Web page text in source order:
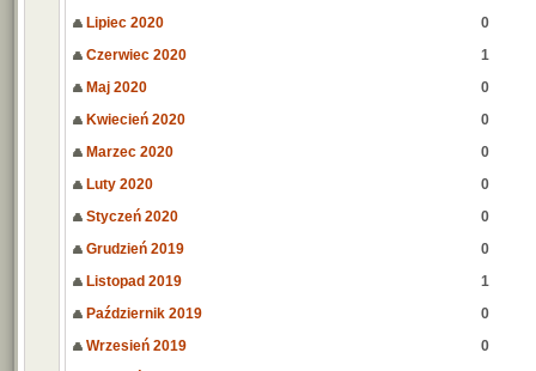
Lipiec 2020
0
Czerwiec 2020
1
Maj 2020
0
Kwiecień 2020
0
Marzec 2020
0
Luty 2020
0
Styczeń 2020
0
Grudzień 2019
0
Listopad 2019
1
Październik 2019
0
Wrzesień 2019
0